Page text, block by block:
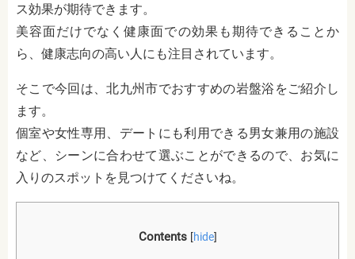
ス効果が期待できます。
美容面だけでなく健康面での効果も期待できることか
ら、健康志向の高い人にも注目されています。
そこで今回は、北九州市でおすすめの岩盤浴をご紹介し
ます。
個室や女性専用、デートにも利用できる男女兼用の施設
など、シーンに合わせて選ぶことができるので、お気に
入りのスポットを見つけてくださいね。
Contents [hide]